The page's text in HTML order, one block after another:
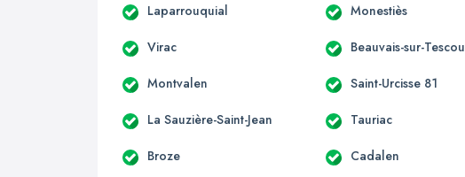
Laparrouquial Monestiès
Virac Beauvais-sur-Tescou
Montvalen Saint-Urcisse 81
La Sauzière-Saint-Jean Tauriac
Broze Cadalen